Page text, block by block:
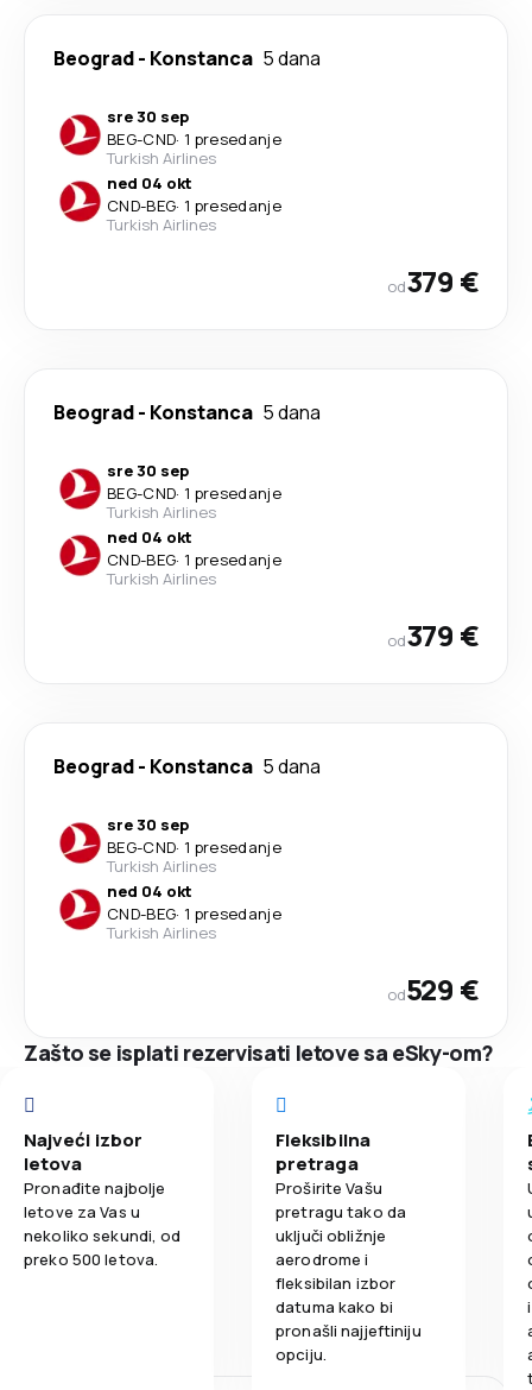
Beograd- Konstanca 5 dana
sre 30 sep
BEG-CND· 1 presedanje
Turkish Airlines
ned 04 okt
CND-BEG· 1 presedanje
Turkish Airlines
od379 €
Beograd- Konstanca 5 dana
sre 30 sep
BEG-CND· 1 presedanje
Turkish Airlines
ned 04 okt
CND-BEG· 1 presedanje
Turkish Airlines
od379 €
Beograd- Konstanca 5 dana
sre 30 sep
BEG-CND· 1 presedanje
Turkish Airlines
ned 04 okt
CND-BEG· 1 presedanje
Turkish Airlines
od529 €
Zašto se isplati rezervisati letove sa eSky-om?
Najveći izbor
letova
Pronađite najbolje
letove za Vas u
nekoliko sekundi, od
preko 500 letova.
Fleksibilna
pretraga
Proširite Vašu
pretragu tako da
uključi obližnje
aerodrome i
fleksibilan izbor
datuma kako bi
pronašli najjeftiniju
opciju.